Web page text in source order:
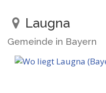
Laugna
Gemeinde in Bayern